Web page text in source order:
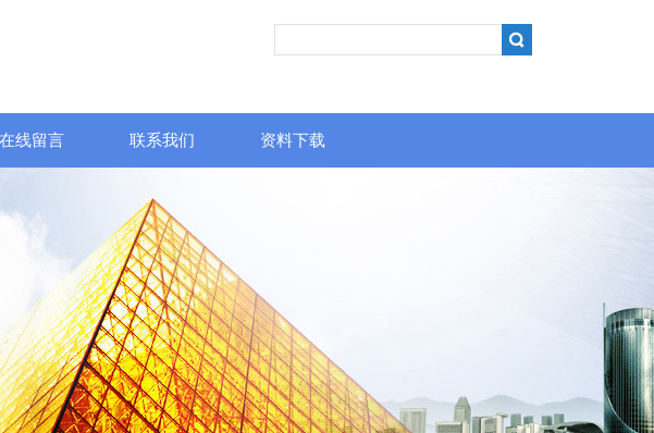
在线留言 联系我们 资料下载